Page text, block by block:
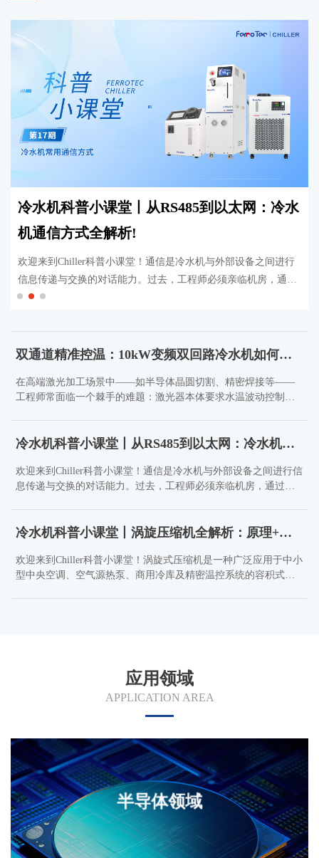
冷水机科普小课堂丨从RS485到以太网：冷水
机通信方式全解析!
欢迎来到Chiller科普小课堂！通信是冷水机与外部设备之间进行
信息传递与交换的对话能力。过去，工程师必须亲临机房，通过
冷水机自带面板手动抄录数据、操作按钮。
双通道精准控温：10kW变频双回路冷水机如何破解激光加工温控难题？
在高端激光加工场景中——如半导体晶圆切割、精密焊接等——
工程师常面临一个棘手的难题：激光器本体要求水温波动控制在
片炸裂。传统方案往往需要部署两台独立冷水机，不仅占用空 冷水机科普小课堂丨从RS485到以太网：冷水机通信方式全解析!
欢迎来到Chiller科普小课堂！通信是冷水机与外部设备之间进行信
息传递与交换的对话能力。过去，工程师必须亲临机房，通过冷
冷水机科普小课堂丨涡旋压缩机全解析：原理+选型+落地应用！
欢迎来到Chiller科普小课堂！涡旋式压缩机是一种广泛应用于中小
型中央空调、空气源热泵、商用冷库及精密温控系统的容积式压
应用领域
APPLICATION AREA
半导体领域